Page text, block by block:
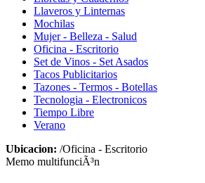
Llaveros y Linternas
Mochilas
Mujer - Belleza - Salud
Oficina - Escritorio
Set de Vinos - Set Asados
Tacos Publicitarios
Tazones - Termos - Botellas
Tecnologia - Electronicos
Tiempo Libre
Verano
Ubicacion: /Oficina - Escritorio
Memo multifunciÃ³n